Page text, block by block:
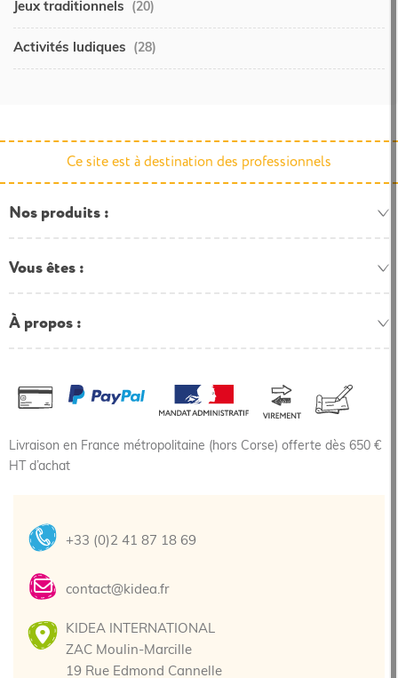
Jeux traditionnels (20)
Activités ludiques (28)
Ce site est à destination des professionnels
Nos produits
Vous êtes
À propos
Livraison en France métropolitaine (hors Corse) offerte dès 650 €
HT d’achat
+33 (0)2 41 87 18 69
contact@kidea.fr
KIDEA INTERNATIONAL
ZAC Moulin-Marcille
19 Rue Edmond Cannelle